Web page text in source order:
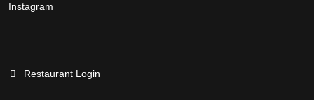
Instagram
Restaurant Login